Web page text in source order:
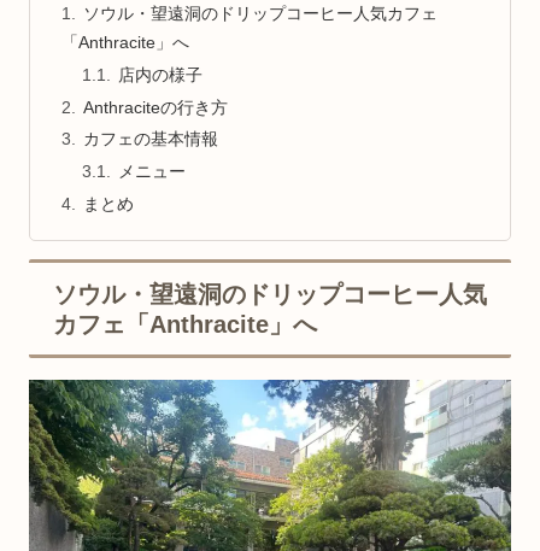
ソウル・望遠洞のドリップコーヒー人気カフェ
「Anthracite」へ
店内の様子
Anthraciteの行き方
カフェの基本情報
メニュー
まとめ
ソウル・望遠洞のドリップコーヒー人気
カフェ「Anthracite」へ